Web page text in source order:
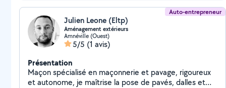
Auto-entrepreneur
Julien Leone (Eltp)
Aménagement extérieurs
Amnéville (Ouest)
5/5 (1 avis)
Présentation
Maçon spécialisé en maçonnerie et pavage, rigoureux
et autonome, je maîtrise la pose de pavés, dalles et